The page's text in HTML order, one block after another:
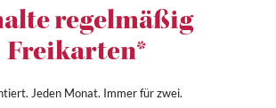
regelmäßig
Freikarten*
Jeden Monat. Immer für zwei.